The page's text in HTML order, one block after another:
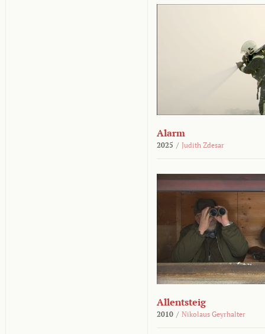
Alarm
2025 / Judith Zdesar
Allentsteig
2010 / Nikolaus Geyrhalter